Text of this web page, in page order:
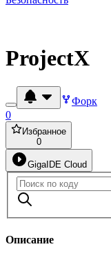
ProjectX
Форк
0
Избранное
0
GigaIDE Cloud
Описание